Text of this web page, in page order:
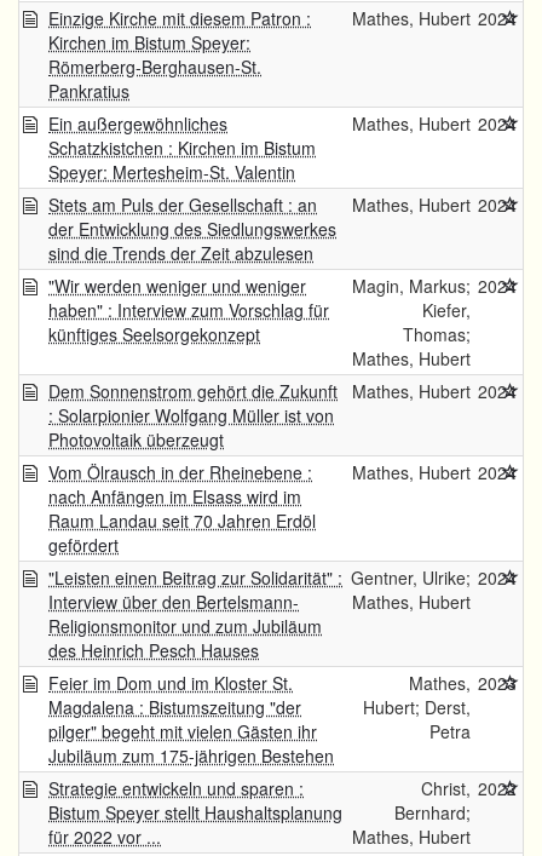
Einzige Kirche mit diesem Patron :
Kirchen im Bistum Speyer:
Römerberg-Berghausen-St.
Pankratius
Mathes, Hubert 2024
Ein außergewöhnliches
Schatzkistchen : Kirchen im Bistum
Speyer: Mertesheim-St. Valentin
Mathes, Hubert 2024
Stets am Puls der Gesellschaft : an
der Entwicklung des Siedlungswerkes
sind die Trends der Zeit abzulesen
Mathes, Hubert 2024
"Wir werden weniger und weniger
haben" : Interview zum Vorschlag für
künftiges Seelsorgekonzept
Magin, Markus;
Kiefer,
Thomas;
Mathes, Hubert
2024
Dem Sonnenstrom gehört die Zukunft
: Solarpionier Wolfgang Müller ist von
Photovoltaik überzeugt
Mathes, Hubert 2024
Vom Ölrausch in der Rheinebene :
nach Anfängen im Elsass wird im
Raum Landau seit 70 Jahren Erdöl
gefördert
Mathes, Hubert 2024
"Leisten einen Beitrag zur Solidarität" :
Interview über den Bertelsmann-
Religionsmonitor und zum Jubiläum
des Heinrich Pesch Hauses
Gentner, Ulrike;
Mathes, Hubert
2024
Feier im Dom und im Kloster St.
Magdalena : Bistumszeitung "der
pilger" begeht mit vielen Gästen ihr
Jubiläum zum 175-jährigen Bestehen
Mathes,
Hubert; Derst,
Petra
2023
Strategie entwickeln und sparen :
Bistum Speyer stellt Haushaltsplanung
für 2022 vor ...
Christ,
Bernhard;
Mathes, Hubert
2022